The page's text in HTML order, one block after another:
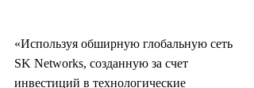
«Используя обширную глобальную сеть
SK Networks, созданную за счет
инвестиций в технологические